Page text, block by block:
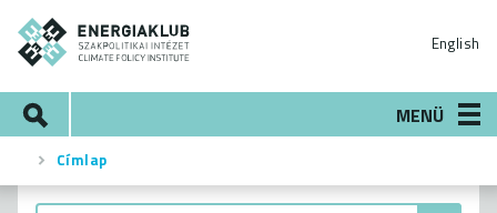
Ugrás
tartalomra
English
MENÜ
Morzsa
Címlap